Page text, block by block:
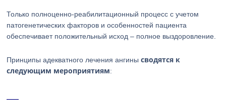
Только полноценно-реабилитационный процесс с учетом
патогенетических факторов и особенностей пациента
обеспечивает положительный исход – полное выздоровление.
Принципы адекватного лечения ангинысводятся к
следующим мероприятиям: